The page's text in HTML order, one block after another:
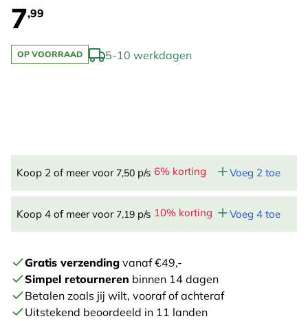
7,99
OP VOORRAAD 5-10 werkdagen
Koop 2 of meer voor 7,50 p/s 6% korting Voeg 2 toe
Koop 4 of meer voor 7,19 p/s 10% korting Voeg 4 toe
Gratis verzending vanaf €49,-
Simpel retourneren binnen 14 dagen
Betalen zoals jij wilt, vooraf of achteraf
Uitstekend beoordeeld in 11 landen